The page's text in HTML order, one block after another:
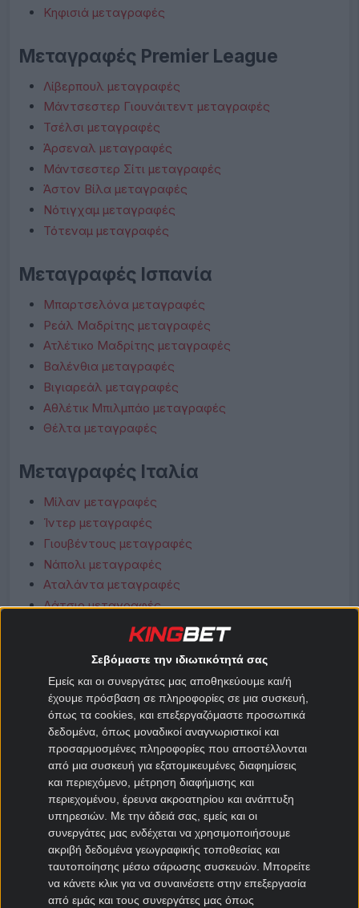
Σεβόμαστε την ιδιωτικότητά σας
Εμείς και οι συνεργάτες μας αποθηκεύουμε και/ή
έχουμε πρόσβαση σε πληροφορίες σε μια συσκευή,
όπως τα cookies, και επεξεργαζόμαστε προσωπικά
δεδομένα, όπως μοναδικοί αναγνωριστικοί και
προσαρμοσμένες πληροφορίες που αποστέλλονται
από μια συσκευή για εξατομικευμένες διαφημίσεις
και περιεχόμενο, μέτρηση διαφήμισης και
περιεχομένου, έρευνα ακροατηρίου και ανάπτυξη
υπηρεσιών. Με την άδειά σας, εμείς και οι
συνεργάτες μας ενδέχεται να χρησιμοποιήσουμε
ακριβή δεδομένα γεωγραφικής τοποθεσίας και
ταυτοποίησης μέσω σάρωσης συσκευών. Μπορείτε
να κάνετε κλικ για να συναινέσετε στην επεξεργασία
από εμάς και τους συνεργάτες μας όπως
Κηφισιά μεταγραφές
Μεταγραφές Premier League
Λίβερπουλ μεταγραφές
Μάντσεστερ Γιουνάιτεντ μεταγραφές
Τσέλσι μεταγραφές
Άρσεναλ μεταγραφές
Μάντσεστερ Σίτι μεταγραφές
Άστον Βίλα μεταγραφές
Νότιγχαμ μεταγραφές
Τότεναμ μεταγραφές
Μεταγραφές Ισπανία
Μπαρτσελόνα μεταγραφές
Ρεάλ Μαδρίτης μεταγραφές
Ατλέτικο Μαδρίτης μεταγραφές
Βαλένθια μεταγραφές
Βιγιαρεάλ μεταγραφές
Αθλέτικ Μπιλμπάο μεταγραφές
Θέλτα μεταγραφές
Μεταγραφές Ιταλία
Μίλαν μεταγραφές
Ίντερ μεταγραφές
Γιουβέντους μεταγραφές
Νάπολι μεταγραφές
Αταλάντα μεταγραφές
Λάτσιο μεταγραφές
Ρόμα μεταγραφές
Φιορεντίνα μεταγραφές
Κόμο μεταγραφές
Μπολόνια μεταγραφές
Μεταγραφές Bundesliga
Μπάγερν μεταγραφές
Ντόρτμουντ μεταγραφές
Αμβούργο μεταγραφές
Λεβερκούζεν μεταγραφές
Άιντραχτ Φρανκφούρτης μεταγραφές
Μεταγραφές Γαλλία